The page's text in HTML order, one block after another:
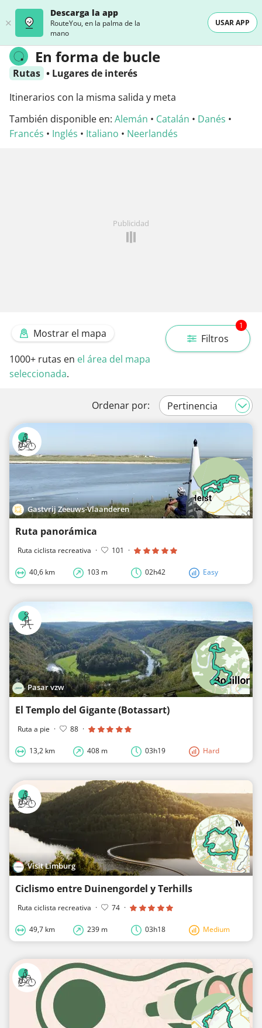
Descarga la app
RouteYou, en la palma de la
mano
USAR APP
En forma de bucle
Rutas • Lugares de interés
Itinerarios con la misma salida y meta
También disponible en: Alemán • Catalán • Danés •
Francés • Inglés • Italiano • Neerlandés
Publicidad
Filtros
1
Mostrar el mapa
1000+ rutas en el área del mapa
seleccionada.
Ordenar por:
Gastvrij Zeeuws-Vlaanderen
Ruta panorámica
Ruta ciclista recreativa · 101 ·
40,6 km 103 m 02h42 Easy
Pasar vzw
El Templo del Gigante (Botassart)
Ruta a pie · 88 ·
13,2 km 408 m 03h19 Hard
Visit Limburg
Ciclismo entre Duinengordel y Terhills
Ruta ciclista recreativa · 74 ·
49,7 km 239 m 03h18 Medium